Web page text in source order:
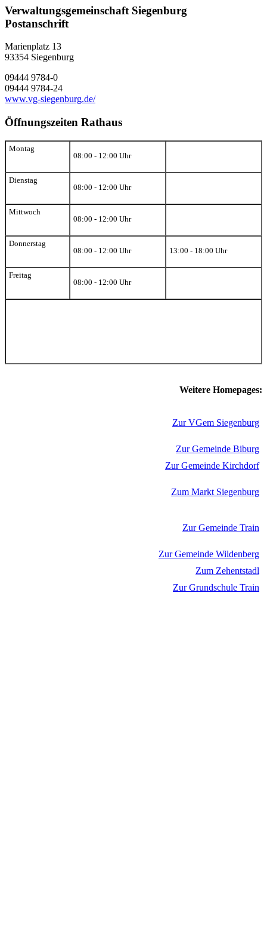
Verwaltungsgemeinschaft Siegenburg
Postanschrift
Marienplatz 13
93354 Siegenburg
09444 9784-0
09444 9784-24
www.vg-siegenburg.de/
Öffnungszeiten Rathaus
Montag
08:00 - 12:00 Uhr
Dienstag
08:00 - 12:00 Uhr
Mittwoch
08:00 - 12:00 Uhr
Donnerstag
08:00 - 12:00 Uhr
13:00 - 18:00 Uhr
Freitag
08:00 - 12:00 Uhr
Weitere Homepages:
Zur VGem Siegenburg
Zur Gemeinde Biburg
Zur Gemeinde Kirchdorf
Zum Markt Siegenburg
Zur Gemeinde Train
Zur Gemeinde Wildenberg
Zum Zehentstadl
Zur Grundschule Train